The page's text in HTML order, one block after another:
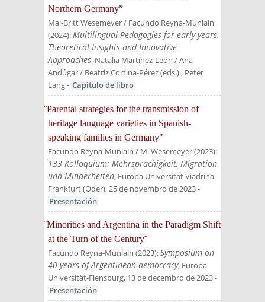
Northern Germany”
Maj-Britt Wesemeyer / Facundo Reyna-Muniain
(2024):Multilingual Pedagogies for early years.
Theoretical Insights and Innovative
Approaches, Natalia Martínez-León / Ana
Andúgar / Beatriz Cortina-Pérez (eds.), Peter
Lang- Capítulo de libro
¨Parental strategies for the transmission of
heritage language varieties in Spanish-
speaking families in Germany"
Facundo Reyna-Muniain / M. Wesemeyer(2023):
133 Kolloquium: Mehrsprachigkeit, Migration
und Minderheiten, Europa Universität Viadrina
Frankfurt (Oder), 25 de novembro de 2023-
Presentación
¨Minorities and Argentina in the Paradigm Shift
at the Turn of the Century¨
Facundo Reyna-Muniain (2023):Symposium on
40 years of Argentinean democracy, Europa
Universität-Flensburg, 13 de decembro de 2023-
Presentación